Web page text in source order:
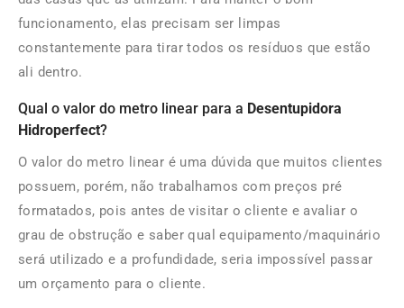
funcionamento, elas precisam ser limpas
constantemente para tirar todos os resíduos que estão
ali dentro.
Qual o valor do metro linear para a Desentupidora
Hidroperfect?
O valor do metro linear é uma dúvida que muitos clientes
possuem, porém, não trabalhamos com preços pré
formatados, pois antes de visitar o cliente e avaliar o
grau de obstrução e saber qual equipamento/maquinário
será utilizado e a profundidade, seria impossível passar
um orçamento para o cliente.